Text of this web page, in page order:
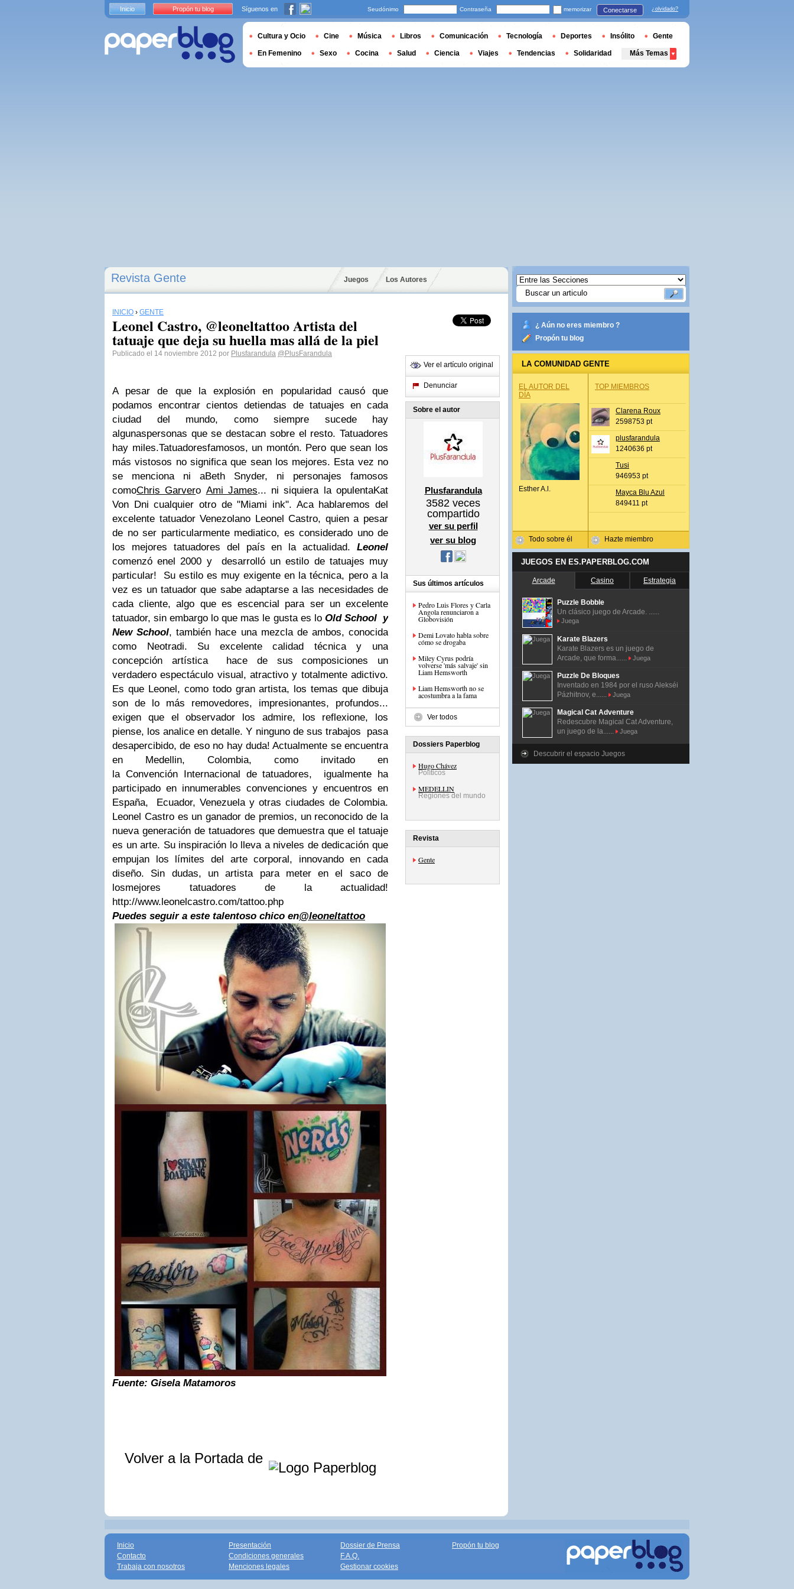
Revista Gente Juegos Los Autores
INICIO › GENTE
Leonel Castro, @leoneltattoo Artista del
tatuaje que deja su huella mas allá de la piel
Publicado el 14 noviembre 2012 por Plusfarandula @PlusFarandula
A pesar de que la explosión en popularidad causó que
podamos encontrar cientos detiendas de tatuajes en cada
ciudad del mundo, como siempre sucede hay
algunaspersonas que se destacan sobre el resto. Tatuadores
hay miles.Tatuadoresfamosos, un montón. Pero que sean los
más vistosos no significa que sean los mejores. Esta vez no
se menciona ni aBeth Snyder, ni personajes famosos
comoChris Garvero Ami James... ni siquiera la opulentaKat
Von Dni cualquier otro de "Miami ink". Aca hablaremos del
excelente tatuador Venezolano Leonel Castro, quien a pesar
de no ser particularmente mediatico, es considerado uno de
los mejores tatuadores del país en la actualidad.
Leonel
comenzó enel 2000 y desarrolló un estilo de tatuajes muy
particular! Su estilo es muy exigente en la técnica, pero a la
vez es un tatuador que sabe adaptarse a las necesidades de
cada cliente, algo que es escencial para ser un excelente
tatuador, sin embargo lo que mas le gusta es loOld School y
New School, también hace una mezcla de ambos, conocida
como Neotradi. Su excelente calidad técnica y una
concepción artística hace de sus composiciones un
verdadero espectáculo visual, atractivo y totalmente adictivo.
Es que Leonel, como todo gran artista, los temas que dibuja
son de lo más removedores, impresionantes, profundos...
exigen que el observador los admire, los reflexione, los
piense, los analice en detalle. Y ninguno de sus trabajos pasa
desapercibido, de eso no hay duda! Actualmente se encuentra
en Medellin, Colombia, como invitado en
la Convención Internacional de tatuadores,
igualmente ha
participado en innumerables convenciones y encuentros en
España, Ecuador, Venezuela y otras ciudades de Colombia.
Leonel Castro es un ganador de premios, un reconocido de la
nueva generación de tatuadores que demuestra que el tatuaje
es un arte. Su inspiración lo lleva a niveles de dedicación que
empujan los límites del arte corporal, innovando en cada
diseño.
Sin dudas, un artista para meter en el saco de
losmejores tatuadores de la actualidad!
http://www.leonelcastro.com/tattoo.php
Puedes seguir a este talentoso chico en@leoneltattoo
Fuente: Gisela Matamoros
Volver a la Portada de
Ver el artículo original
Denunciar
Sobre el autor
Plusfarandula
3582 veces
compartido
ver su perfil
ver su blog
Sus últimos artículos
Pedro Luis Flores y Carla
Angola renunciaron a
Globovisión
Demi Lovato habla sobre
cómo se drogaba
Miley Cyrus podría
volverse 'más salvaje' sin
Liam Hemsworth
Liam Hemsworth no se
acostumbra a la fama
Ver todos
Dossiers Paperblog
Hugo Chávez
Políticos
MEDELLIN
Regiones del mundo
Revista
Gente
¿ Aún no eres miembro ?
Propón tu blog
LA COMUNIDAD GENTE
EL AUTOR DEL
DÍA
Esther A.l.
Todo sobre él
TOP MIEMBROS
Clarena Roux
2598753 pt
plusfarandula
1240636 pt
Tusi
946953 pt
Mayca Blu Azul
849411 pt
Hazte miembro
JUEGOS EN ES.PAPERBLOG.COM
Arcade Casino Estrategia
Puzzle Bobble
Un clásico juego de Arcade. ......
Juega
Karate Blazers
Karate Blazers es un juego de
Arcade, que forma......
Juega
Puzzle De Bloques
Inventado en 1984 por el ruso Alekséi
Pázhitnov, e......
Juega
Magical Cat Adventure
Redescubre Magical Cat Adventure,
un juego de la......
Juega
Descubrir el espacio Juegos
Inicio Propón tu blog Síguenos en Seudónimo Contraseña memorizar Conectarse ¿olvidado?
Cultura y Ocio Cine Música Libros Comunicación Tecnología Deportes Insólito Gente
En Femenino Sexo Cocina Salud Ciencia Viajes Tendencias Solidaridad Más Temas
Inicio
Contacto
Trabaja con nosotros
Presentación
Condiciones generales
Menciones legales
Dossier de Prensa
F.A.Q.
Gestionar cookies
Propón tu blog